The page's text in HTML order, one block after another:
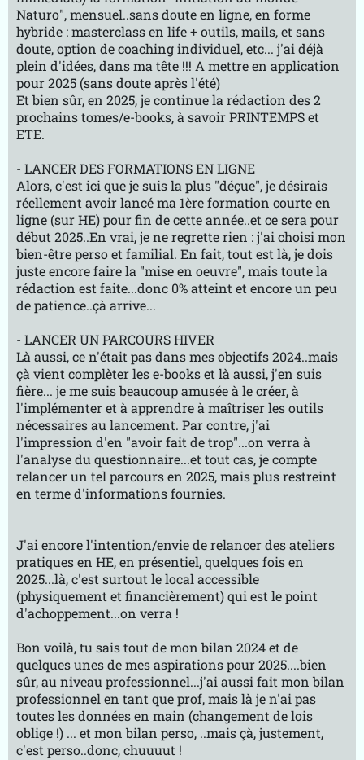
Naturo", mensuel..sans doute en ligne, en forme
hybride : masterclass en life + outils, mails, et sans
doute, option de coaching individuel, etc... j'ai déjà
plein d'idées, dans ma tête !!! A mettre en application
pour 2025 (sans doute après l'été)
Et bien sûr, en 2025, je continue la rédaction des 2
prochains tomes/e-books, à savoir PRINTEMPS et
ETE.
- LANCER DES FORMATIONS EN LIGNE
Alors, c'est ici que je suis la plus "déçue", je désirais
réellement avoir lancé ma 1ère formation courte en
ligne (sur HE) pour fin de cette année..et ce sera pour
début 2025..En vrai, je ne regrette rien : j'ai choisi mon
bien-être perso et familial. En fait, tout est là, je dois
juste encore faire la "mise en oeuvre", mais toute la
rédaction est faite...donc 0% atteint et encore un peu
de patience..çà arrive...
- LANCER UN PARCOURS HIVER
Là aussi, ce n'était pas dans mes objectifs 2024..mais
çà vient complèter les e-books et là aussi, j'en suis
fière... je me suis beaucoup amusée à le créer, à
l'implémenter et à apprendre à maîtriser les outils
nécessaires au lancement. Par contre, j'ai
l'impression d'en "avoir fait de trop"...on verra à
l'analyse du questionnaire...et tout cas, je compte
relancer un tel parcours en 2025, mais plus restreint
en terme d'informations fournies.
J'ai encore l'intention/envie de relancer des ateliers
pratiques en HE, en présentiel, quelques fois en
2025...là, c'est surtout le local accessible
(physiquement et financièrement) qui est le point
d'achoppement...on verra !
Bon voilà, tu sais tout de mon bilan 2024 et de
quelques unes de mes aspirations pour 2025....bien
sûr, au niveau professionnel...j'ai aussi fait mon bilan
professionnel en tant que prof, mais là je n'ai pas
toutes les données en main (changement de lois
oblige !) ... et mon bilan perso, ..mais çà, justement,
c'est perso..donc, chuuuut !